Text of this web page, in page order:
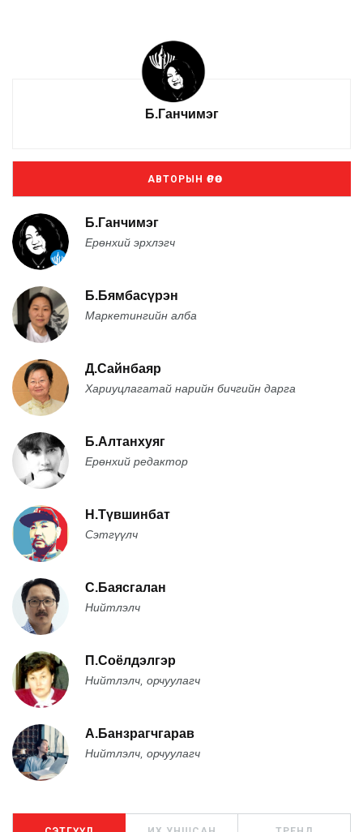
Б.Ганчимэг
АВТОРЫН ӨРӨӨ
Б.Ганчимэг
Ерөнхий эрхлэгч
Б.Бямбасүрэн
Маркетингийн алба
Д.Сайнбаяр
Хариуцлагатай нарийн бичгийн дарга
Б.Алтанхуяг
Ерөнхий редактор
Н.Түвшинбат
Сэтгүүлч
С.Баясгалан
Нийтлэлч
П.Соёлдэлгэр
Нийтлэлч, орчуулагч
А.Банзрагчгарав
Нийтлэлч, орчуулагч